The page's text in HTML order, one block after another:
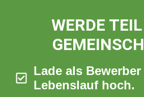
WERDE
Lade als Bewerber
Lebenslauf hoch.